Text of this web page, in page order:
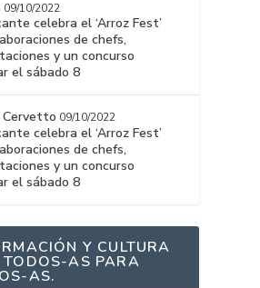
09/10/2022
celebra el ‘Arroz Fest’
de chefs,
y un concurso
el sábado 8
Cervetto 09/10/2022
celebra el ‘Arroz Fest’
de chefs,
y un concurso
el sábado 8
Y CULTURA
TODOS-AS PARA
AS.